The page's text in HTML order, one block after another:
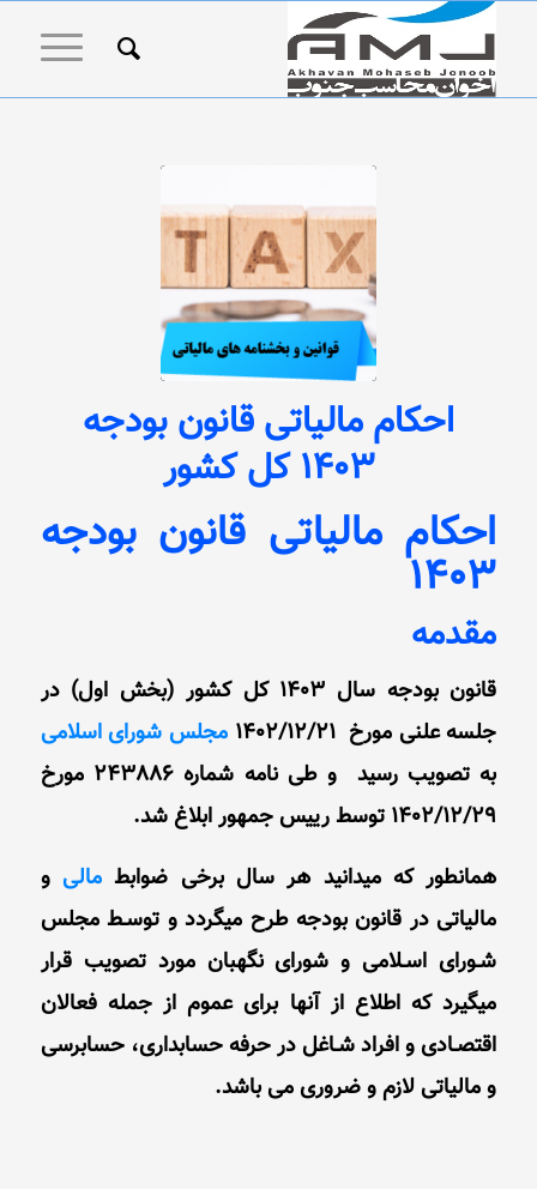
احکام مالیاتی قانون بودجه
1403 کل کشور
احکام مالیاتی قانون بودجه
1403
مقدمه
قانون بودجه سال 1403 کل کشور (بخش اول) در
جلسه علنی مورخ 1402/12/21
مجلس شورای اسلامی
به تصویب رسید و طی نامه شماره 243886 مورخ
1402/12/29 توسط رییس جمهور ابلاغ شد.
ﻫﻤﺎﻧﻄﻮر ﮐﻪ ﻣﯿﺪاﻧﯿﺪ ﻫﺮ ﺳﺎل ﺑﺮﺧﯽ ﺿﻮاﺑﻂﻣﺎﻟﯽ و
ﻣﺎﻟﯿﺎﺗﯽ در ﻗﺎﻧﻮن ﺑﻮدﺟﻪ ﻃﺮح ﻣﯿﮕﺮدد و ﺗﻮﺳـﻂ ﻣﺠﻠﺲ
ﺷـﻮرای اﺳـﻼﻣﯽ و ﺷﻮرای ﻧﮕﻬﺒﺎن ﻣﻮرد ﺗﺼﻮﯾﺐ ﻗﺮار
ﻣﯿﮕﯿﺮد ﮐﻪ اﻃﻼع از آﻧﻬﺎ ﺑﺮای ﻋﻤﻮم از ﺟﻤﻠﻪ ﻓﻌﺎﻻن
اﻗﺘﺼـﺎدی و اﻓﺮاد ﺷـﺎﻏﻞ در ﺣﺮﻓﻪ ﺣﺴﺎﺑﺪاری، ﺣﺴﺎﺑﺮﺳﯽ
و ﻣﺎﻟﯿﺎﺗﯽ ﻻزم و ﺿﺮوری ﻣﯽ ﺑﺎﺷﺪ.